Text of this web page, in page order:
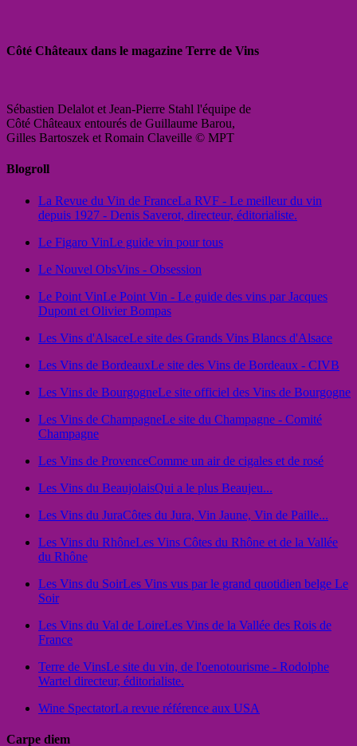
Côté Châteaux dans le magazine Terre de Vins
Sébastien Delalot et Jean-Pierre Stahl l'équipe de
Côté Châteaux entourés de Guillaume Barou,
Gilles Bartoszek et Romain Claveille © MPT
Blogroll
La Revue du Vin de FranceLa RVF - Le meilleur du vin
depuis 1927 - Denis Saverot, directeur, éditorialiste.
Le Figaro VinLe guide vin pour tous
Le Nouvel ObsVins - Obsession
Le Point VinLe Point Vin - Le guide des vins par Jacques
Dupont et Olivier Bompas
Les Vins d'AlsaceLe site des Grands Vins Blancs d'Alsace
Les Vins de BordeauxLe site des Vins de Bordeaux - CIVB
Les Vins de BourgogneLe site officiel des Vins de Bourgogne
Les Vins de ChampagneLe site du Champagne - Comité
Champagne
Les Vins de ProvenceComme un air de cigales et de rosé
Les Vins du BeaujolaisQui a le plus Beaujeu...
Les Vins du JuraCôtes du Jura, Vin Jaune, Vin de Paille...
Les Vins du RhôneLes Vins Côtes du Rhône et de la Vallée
du Rhône
Les Vins du SoirLes Vins vus par le grand quotidien belge Le
Soir
Les Vins du Val de LoireLes Vins de la Vallée des Rois de
France
Terre de VinsLe site du vin, de l'oenotourisme - Rodolphe
Wartel directeur, éditorialiste.
Wine SpectatorLa revue référence aux USA
Carpe diem